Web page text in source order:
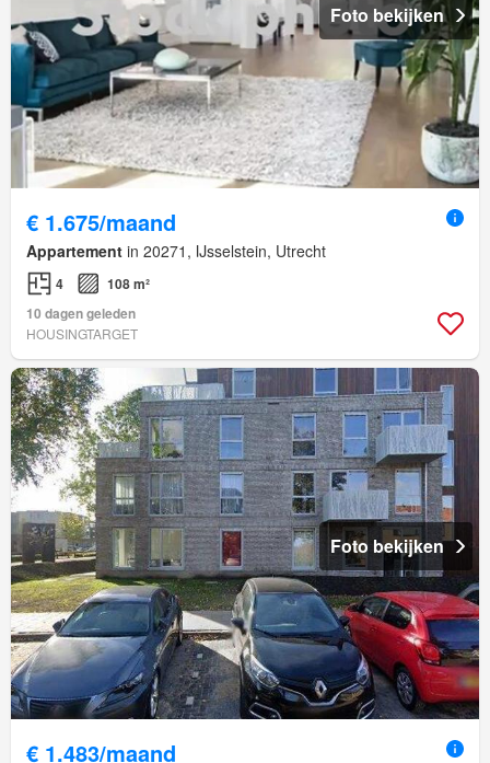
Foto bekijken
€ 1.675/maand
Appartement in 20271, IJsselstein, Utrecht
4
108 m²
10 dagen geleden
HOUSINGTARGET
Foto bekijken
€ 1.483/maand